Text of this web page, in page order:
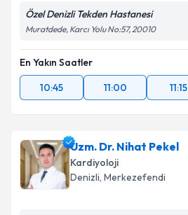
Özel Denizli Tekden Hastanesi
Muratdede, Karcı Yolu No:57, 20010
En Yakın Saatler
10:45
11:00 11:15
Uzm. Dr. Nihat Pekel
Kardiyoloji
Denizli, Merkezefendi